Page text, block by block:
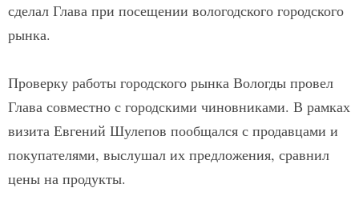
сделал Глава при посещении вологодского городского
рынка.
Проверку работы городского рынка Вологды провел
Глава совместно с городскими чиновниками. В рамках
визита Евгений Шулепов пообщался с продавцами и
покупателями, выслушал их предложения, сравнил
цены на продукты.